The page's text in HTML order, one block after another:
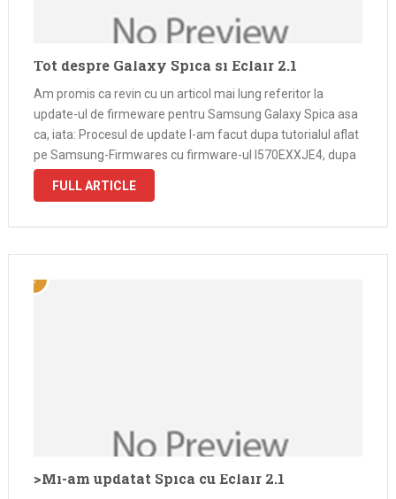
Tot despre Galaxy Spica si Eclair 2.1
Am promis ca revin cu un articol mai lung referitor la
update-ul de firmeware pentru Samsung Galaxy Spica asa
ca, iata: Procesul de update l-am facut dupa tutorialul aflat
pe Samsung-Firmwares cu firmware-ul I570EXXJE4, dupa
ce am aflat de pe MobileWave ca acesta este cel care …
FULL ARTICLE
>Mi-am updatat Spica cu Eclair 2.1